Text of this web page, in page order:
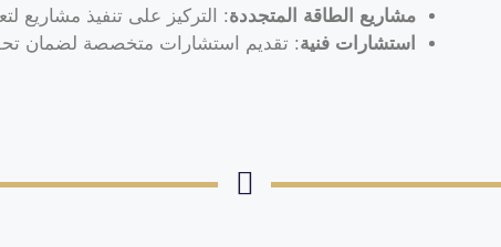
مشاريع الطاقة المتجددة: التركيز على تنفيذ مشاريع
استشارات فنية: تقديم استشارات متخصصة لضمان